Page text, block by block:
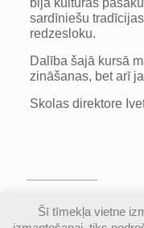
sardīniešu
redzesloku.
Dalība šajā kursā
zināšanas, bet arī
Skolas direktore
© Valmieras
autortiesības
Šī tīmekļa vietne